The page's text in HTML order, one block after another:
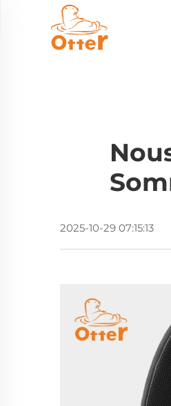
2025-10-29 07:15:13